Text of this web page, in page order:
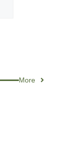
More